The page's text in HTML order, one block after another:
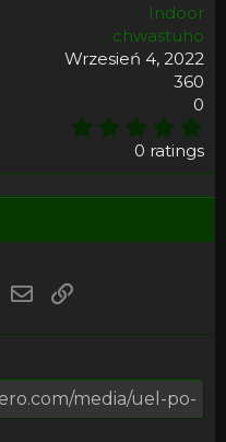
Indoor
chwastuho
Wrzesień 4, 2022
360
0
,
s
a
0 ratings
WhatsApp
Email